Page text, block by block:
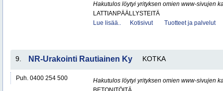
Hakutulos löytyi yrityksen omien www-sivujen
LATTIANPÄÄLLYSTEITÄ
Lue lisää..
Kotisivut Tuotteet ja palvelut
9. NR-Urakointi Rautiainen Ky KOTKA
Puh. 0400 254 500
Hakutulos löytyi yrityksen omien www-sivujen